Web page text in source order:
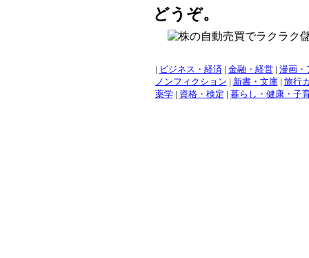
どうぞ。
| ビジネス・経済 | 金融・経営| 漫画・
ノンフィクション | 新書・文庫| 旅行
薬学| 資格・検定 | 暮らし・健康・子